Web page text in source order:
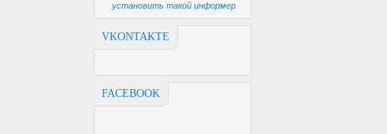
установить такой информер
VKONTAKTE
FACEBOOK